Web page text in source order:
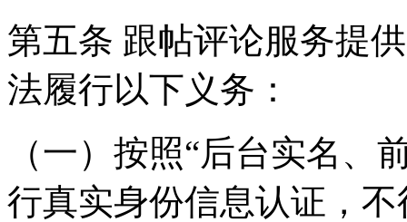
第五条 跟帖评论服务提
法履行以下义务：
（一）按照“后台实名、
行真实身份信息认证，